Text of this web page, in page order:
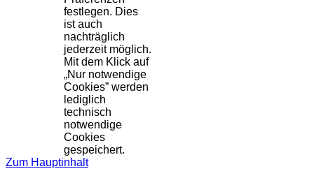
festlegen. Dies
ist auch
nachträglich
jederzeit möglich.
Mit dem Klick auf
„Nur notwendige
Cookies” werden
lediglich
technisch
notwendige
Cookies
gespeichert.
Zum Hauptinhalt